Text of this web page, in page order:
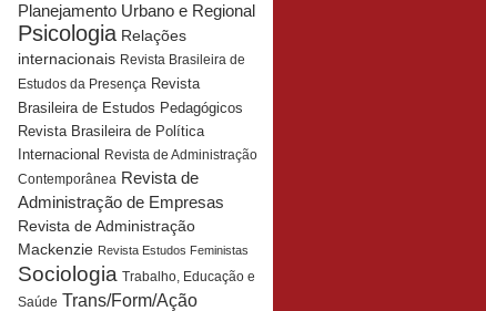
Planejamento Urbano e Regional
Psicologia Relações
internacionais Revista Brasileira de
Estudos da Presença Revista
Brasileira de Estudos Pedagógicos
Revista Brasileira de Política
Internacional Revista de Administração
Contemporânea Revista de
Administração de Empresas
Revista de Administração
Mackenzie Revista Estudos Feministas
Sociologia Trabalho, Educação e
Saúde Trans/Form/Ação